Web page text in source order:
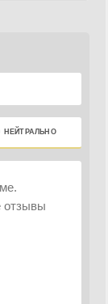
НЕЙТРАЛЬНО